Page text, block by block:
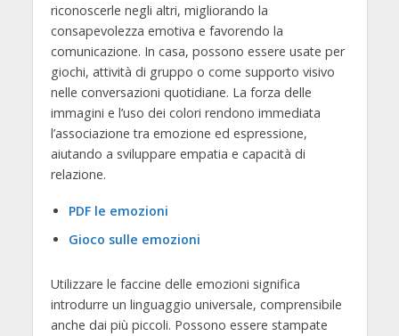
riconoscerle negli altri, migliorando la
consapevolezza emotiva e favorendo la
comunicazione. In casa, possono essere usate per
giochi, attività di gruppo o come supporto visivo
nelle conversazioni quotidiane. La forza delle
immagini e l’uso dei colori rendono immediata
l’associazione tra emozione ed espressione,
aiutando a sviluppare empatia e capacità di
relazione.
PDF le emozioni
Gioco sulle emozioni
Utilizzare le faccine delle emozioni significa
introdurre un linguaggio universale, comprensibile
anche dai più piccoli. Possono essere stampate